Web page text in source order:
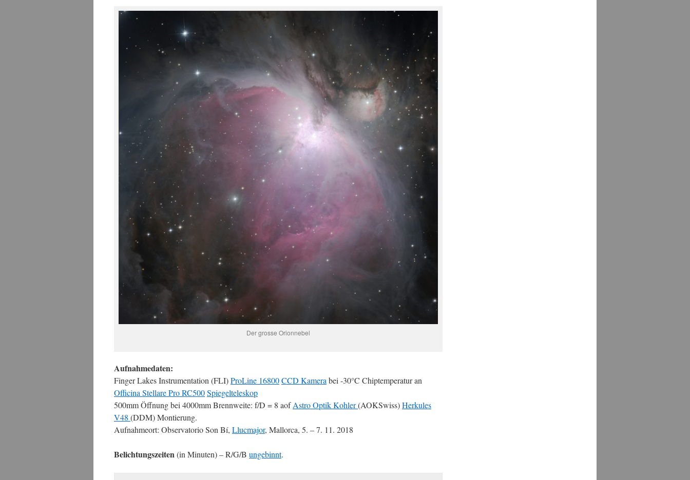
Der grosse Orionnebel
Aufnahmedaten:
Finger Lakes Instrumentation (FLI)ProLine 16800CCD Kamera bei -30°C Chiptemperatur an
Officina Stellare Pro RC500Spiegelteleskop
500mm Öffnung bei 4000mm Brennweite: f/D = 8 aofAstro Optik Kohler(AOKSwiss)Herkules
V48 (DDM) Montierung.
Aufnahmeort: Observatorio Son Bí, Llucmajor, Mallorca, 5. – 7. 11. 2018
Belichtungszeiten(in Minuten) – R/G/B ungebinnt.